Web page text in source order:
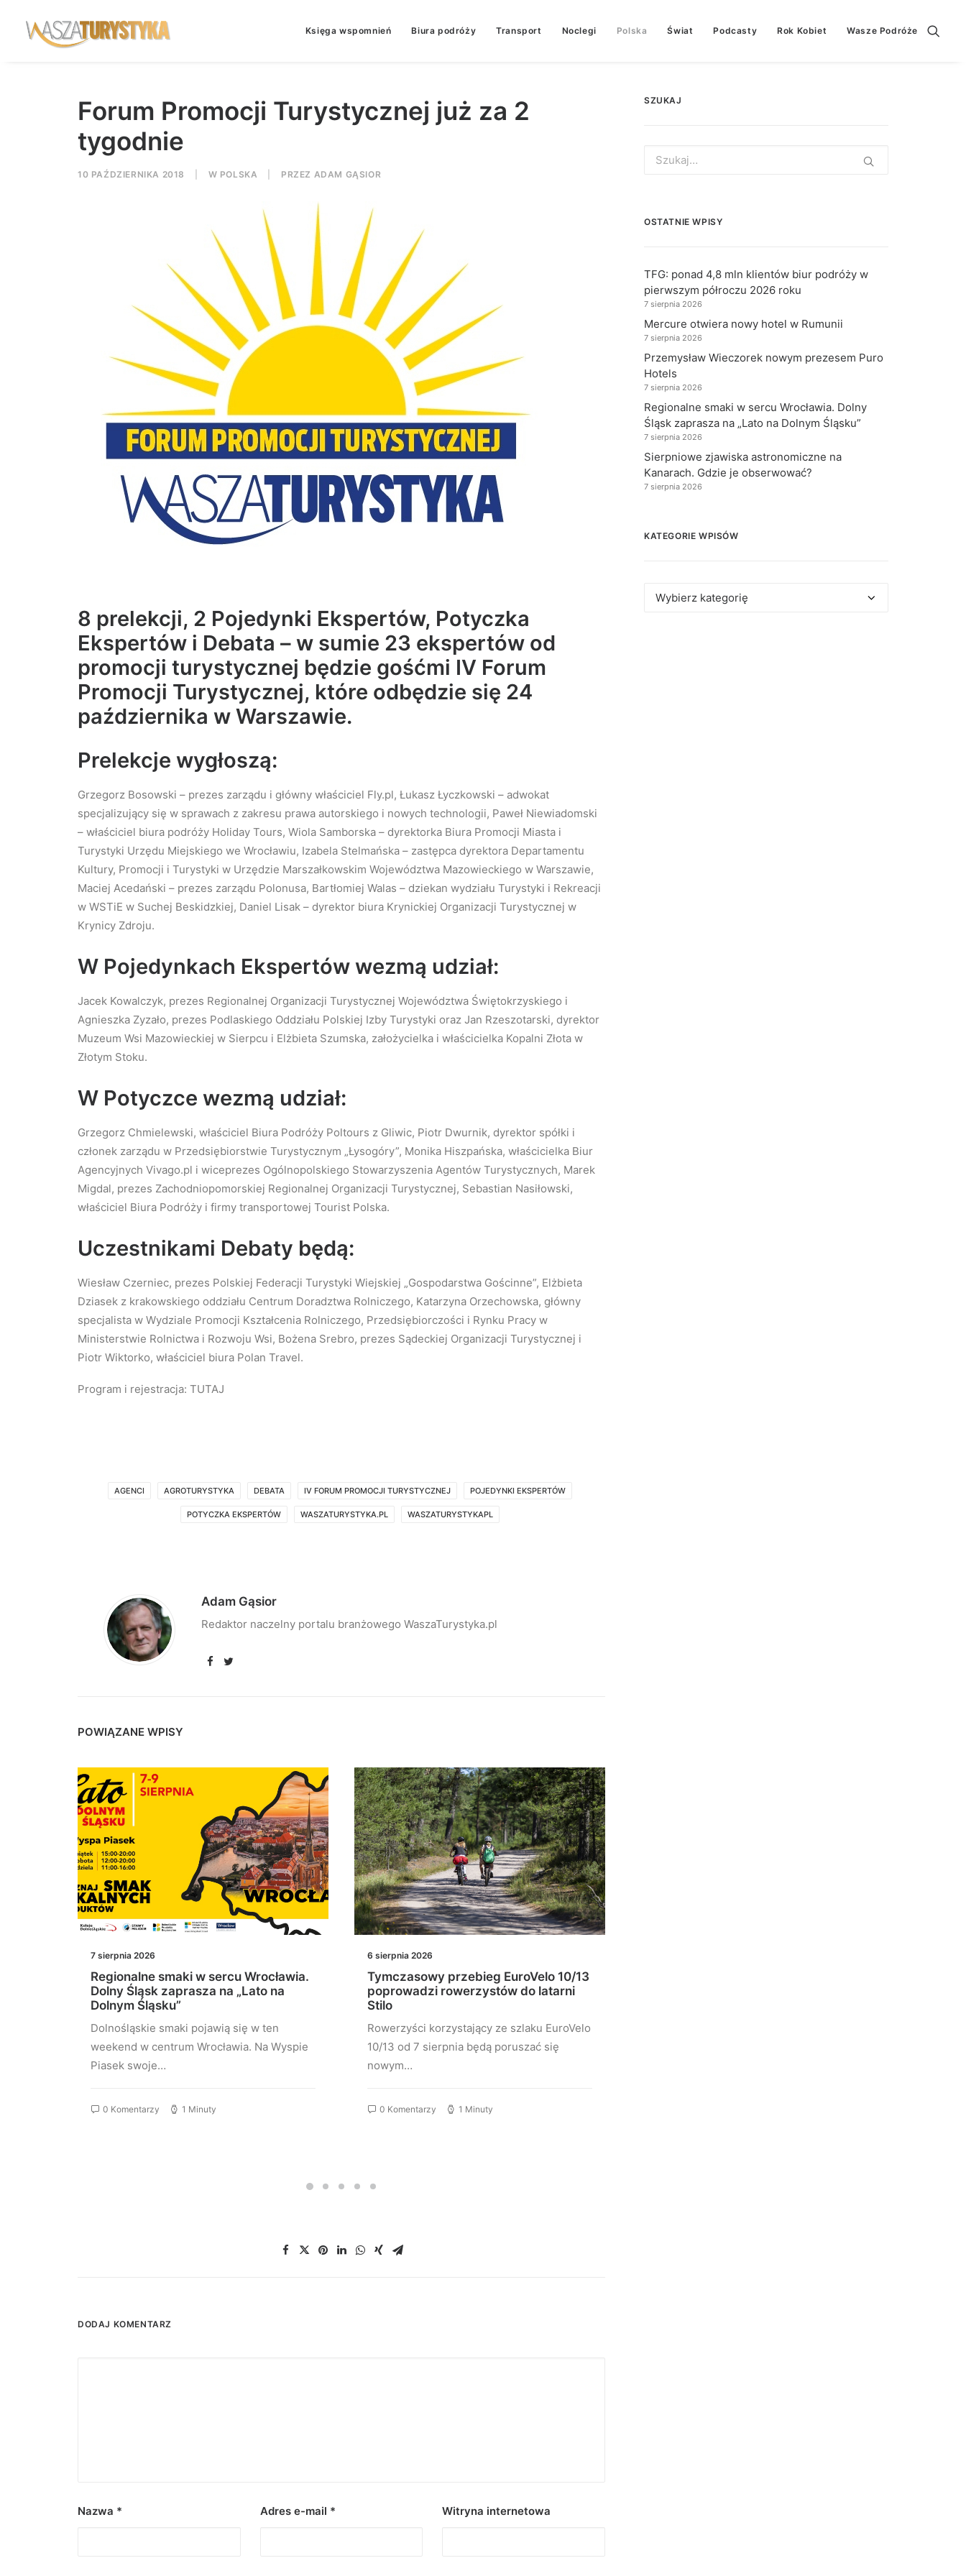
Księga wspomnień Biura podróży Transport Noclegi Polska Świat Podcasty Rok Kobiet Wasze Podróże
Forum Promocji Turystycznej już za 2
tygodnie
10 PAŹDZIERNIKA 2018 W POLSKA PRZEZ ADAM GĄSIOR
8 prelekcji, 2 Pojedynki Ekspertów, Potyczka
Ekspertów i Debata – w sumie 23 ekspertów od
promocji turystycznej będzie gośćmi IV Forum
Promocji Turystycznej, które odbędzie się 24
października w Warszawie.
Prelekcje wygłoszą:
Grzegorz Bosowski – prezes zarządu i główny właściciel Fly.pl, Łukasz Łyczkowski – adwokat
specjalizujący się w sprawach z zakresu prawa autorskiego i nowych technologii, Paweł Niewiadomski
– właściciel biura podróży Holiday Tours, Wiola Samborska – dyrektorka Biura Promocji Miasta i
Turystyki Urzędu Miejskiego we Wrocławiu, Izabela Stelmańska – zastępca dyrektora Departamentu
Kultury, Promocji i Turystyki w Urzędzie Marszałkowskim Województwa Mazowieckiego w Warszawie,
Maciej Acedański – prezes zarządu Polonusa, Bartłomiej Walas – dziekan wydziału Turystyki i Rekreacji
w WSTiE w Suchej Beskidzkiej, Daniel Lisak – dyrektor biura Krynickiej Organizacji Turystycznej w
Krynicy Zdroju.
W Pojedynkach Ekspertów wezmą udział:
Jacek Kowalczyk, prezes Regionalnej Organizacji Turystycznej Województwa Świętokrzyskiego i
Agnieszka Zyzało, prezes Podlaskiego Oddziału Polskiej Izby Turystyki oraz Jan Rzeszotarski, dyrektor
Muzeum Wsi Mazowieckiej w Sierpcu i Elżbieta Szumska, założycielka i właścicielka Kopalni Złota w
Złotym Stoku.
W Potyczce wezmą udział:
Grzegorz Chmielewski, właściciel Biura Podróży Poltours z Gliwic, Piotr Dwurnik, dyrektor spółki i
członek zarządu w Przedsiębiorstwie Turystycznym „Łysogóry”, Monika Hiszpańska, właścicielka Biur
Agencyjnych Vivago.pl i wiceprezes Ogólnopolskiego Stowarzyszenia Agentów Turystycznych, Marek
Migdal, prezes Zachodniopomorskiej Regionalnej Organizacji Turystycznej, Sebastian Nasiłowski,
właściciel Biura Podróży i firmy transportowej Tourist Polska.
Uczestnikami Debaty będą:
Wiesław Czerniec, prezes Polskiej Federacji Turystyki Wiejskiej „Gospodarstwa Gościnne”, Elżbieta
Dziasek z krakowskiego oddziału Centrum Doradztwa Rolniczego, Katarzyna Orzechowska, główny
specjalista w Wydziale Promocji Kształcenia Rolniczego, Przedsiębiorczości i Rynku Pracy w
Ministerstwie Rolnictwa i Rozwoju Wsi, Bożena Srebro, prezes Sądeckiej Organizacji Turystycznej i
Piotr Wiktorko, właściciel biura Polan Travel.
Program i rejestracja: TUTAJ
AGENCI AGROTURYSTYKA DEBATA IV FORUM PROMOCJI TURYSTYCZNEJ POJEDYNKI EKSPERTÓW
POTYCZKA EKSPERTÓW WASZATURYSTYKA.PL WASZATURYSTYKAPL
Adam Gąsior
Redaktor naczelny portalu branżowego WaszaTurystyka.pl
POWIĄZANE WPISY
7 sierpnia 2026
Regionalne smaki w sercu Wrocławia.
Dolny Śląsk zaprasza na „Lato na
Dolnym Śląsku”
Dolnośląskie smaki pojawią się w ten
weekend w centrum Wrocławia. Na Wyspie
Piasek swoje…
0 Komentarzy 1 Minuty
6 sierpnia 2026
Tymczasowy przebieg EuroVelo 10/13
poprowadzi rowerzystów do latarni
Stilo
Rowerzyści korzystający ze szlaku EuroVelo
10/13 od 7 sierpnia będą poruszać się
nowym…
0 Komentarzy 1 Minuty
DODAJ KOMENTARZ
Nazwa * Adres e-mail * Witryna internetowa
SZUKAJ
for:
OSTATNIE WPISY
TFG: ponad 4,8 mln klientów biur podróży w
pierwszym półroczu 2026 roku
7 sierpnia 2026
Mercure otwiera nowy hotel w Rumunii
7 sierpnia 2026
Przemysław Wieczorek nowym prezesem Puro
Hotels
7 sierpnia 2026
Regionalne smaki w sercu Wrocławia. Dolny
Śląsk zaprasza na „Lato na Dolnym Śląsku”
7 sierpnia 2026
Sierpniowe zjawiska astronomiczne na
Kanarach. Gdzie je obserwować?
7 sierpnia 2026
KATEGORIE WPISÓW
Kategorie